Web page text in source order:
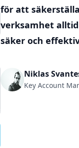
för att
verksamhet
säker och
Niklas
Key Account